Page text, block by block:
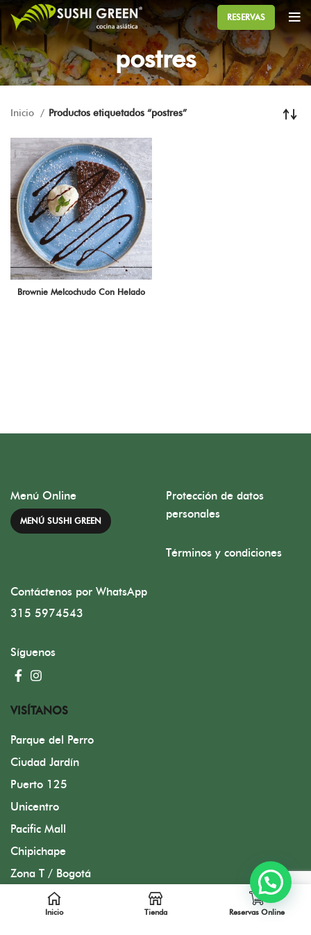
RESERVAS
postres
Inicio Productos etiquetados “postres”
Brownie Melcochudo Con Helado
Menú Online
MENÚ SUSHI GREEN
Protección de datos
personales
Términos y condiciones
Contáctenos por WhatsApp
315 5974543
Síguenos
VISÍTANOS
Parque del Perro
Ciudad Jardín
Puerto 125
Unicentro
Pacific Mall
Chipichape
Zona T / Bogotá
Diseñado por FMC Group
Inicio Tienda Reservas Online